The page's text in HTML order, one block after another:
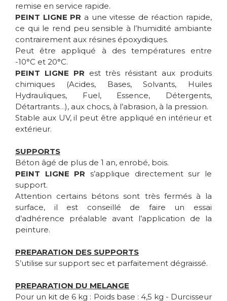
remise en service rapide.
PEINT LIGNE PR a une vitesse de réaction rapide,
ce qui le rend peu sensible à l’humidité ambiante
contrairement aux résines époxydiques.
Peut être appliqué à des températures entre
-10°C et 20°C.
PEINT LIGNE PR est très résistant aux produits
chimiques (Acides, Bases, Solvants, Huiles
Hydrauliques, Fuel, Essence, Détergents,
Détartrants…), aux chocs, à l’abrasion, à la pression.
Stable aux UV, il peut être appliqué en intérieur et
extérieur.
SUPPORTS
Béton âgé de plus de 1 an, enrobé, bois.
PEINT LIGNE PR s’applique directement sur le
support.
Attention certains bétons sont très fermés à la
surface, il est conseillé de faire un essai
d’adhérence préalable avant l’application de la
peinture.
PREPARATION DES SUPPORTS
S’utilise sur support sec et parfaitement dégraissé.
PREPARATION DU MELANGE
Pour un kit de 6 kg : Poids base : 4,5 kg - Durcisseur